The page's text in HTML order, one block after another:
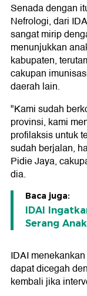
Senada dengan
Nefrologi, dari
sangat mirip
menunjukkan
kabupaten,
cakupan
daerah lain.
"Kami sudah
provinsi, kami
profilaksis untuk
sudah berjalan,
Pidie Jaya,
dia.
Baca juga:
IDAI
Serang
IDAI
dapat dicegah
kembali jika